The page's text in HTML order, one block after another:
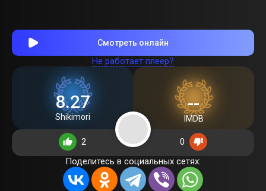
Смотреть онлайн
Не работает плеер?
8.27
Shikimori
--
IMDB
2
0
Поделитесь в социальных сетях: